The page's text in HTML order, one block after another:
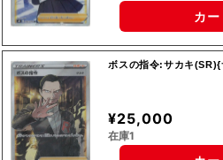
カ
ボスの指令:サカキ
¥25,000
在庫1